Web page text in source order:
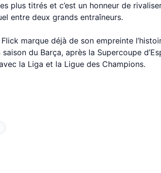
plus titrés et c’est un honneur de
entre deux grands entraîneurs.
marque déjà de son empreinte
du Barça, après la Supercoupe
la Liga et la Ligue des Champions.